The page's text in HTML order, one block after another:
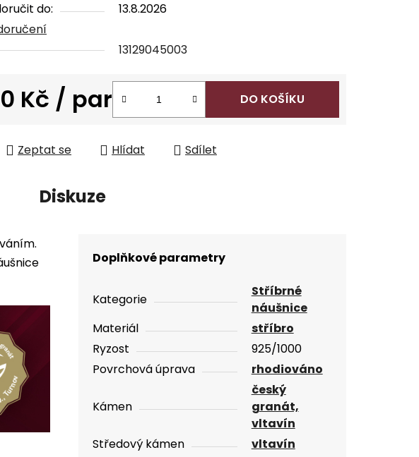
do:
13.8.2026
13129045003
Kč / par DO KOŠÍKU
Zeptat se Hlídat Sdílet
Diskuze
Doplňkové parametry
Kategorie
Stříbrné
náušnice
Materiál
stříbro
Ryzost
925/1000
Povrchová úprava
rhodiováno
Kámen
český
granát,
vltavín
Středový kámen
vltavín